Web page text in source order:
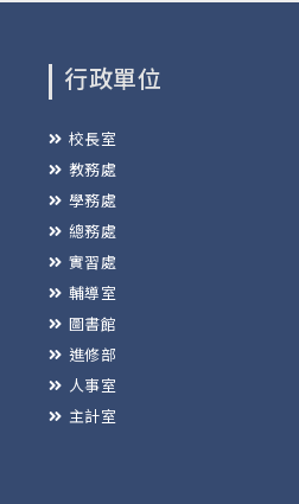
行政單位
校長室
教務處
學務處
總務處
實習處
輔導室
圖書館
進修部
人事室
主計室